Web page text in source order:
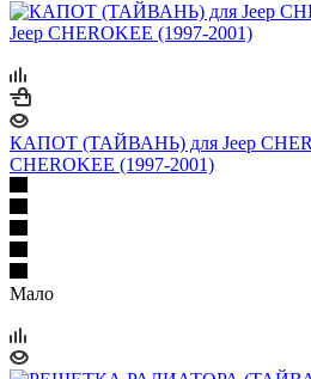
КАПОТ (ТАЙВАНЬ) для Jeep
CHEROKEE (1997-2001)
Мало